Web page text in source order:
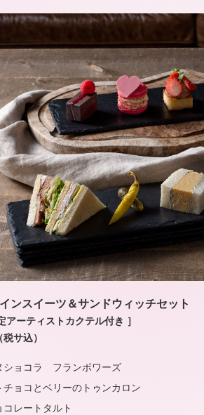
ンスイーツ＆サンドウィッチセット
アーティストカクテル付き ］
（税サ込）
ショコラ フランボワーズ
チョコとベリーのトゥンカロン
コレートタルト